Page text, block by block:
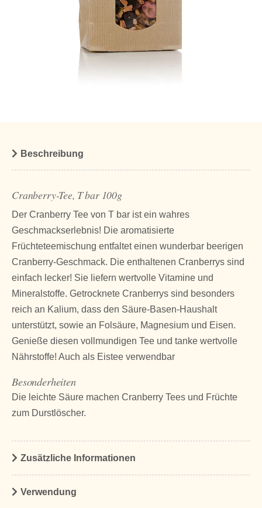
Beschreibung
Cranberry-Tee, T bar 100g
Der Cranberry Tee von T bar ist ein wahres
Geschmackserlebnis! Die aromatisierte
Früchteteemischung entfaltet einen wunderbar beerigen
Cranberry-Geschmack. Die enthaltenen Cranberrys sind
einfach lecker! Sie liefern wertvolle Vitamine und
Mineralstoffe. Getrocknete Cranberrys sind besonders
reich an Kalium, dass den Säure-Basen-Haushalt
unterstützt, sowie an Folsäure, Magnesium und Eisen.
Genieße diesen vollmundigen Tee und tanke wertvolle
Nährstoffe! Auch als Eistee verwendbar
Besonderheiten
Die leichte Säure machen Cranberry Tees und Früchte
zum Durstlöscher.
Zusätzliche Informationen
Verwendung